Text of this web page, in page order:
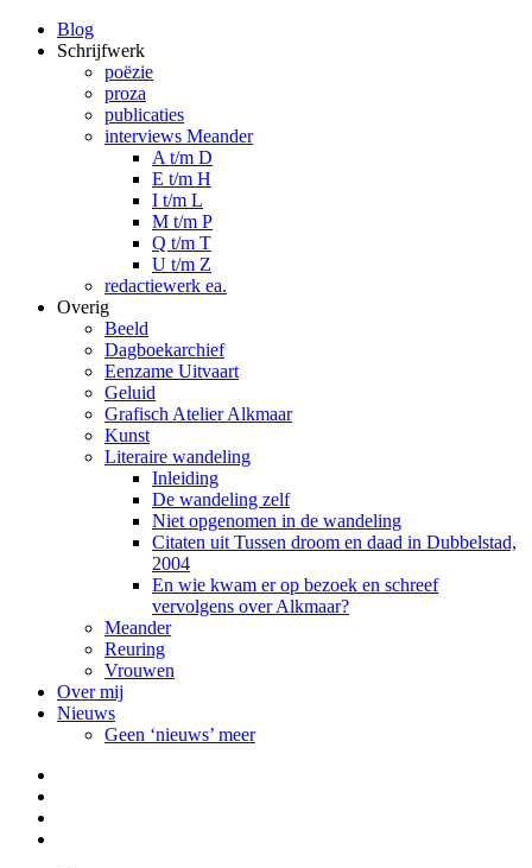
Blog
Schrijfwerk
poëzie
proza
publicaties
interviews Meander
A t/m D
E t/m H
I t/m L
M t/m P
Q t/m T
U t/m Z
redactiewerk ea.
Overig
Beeld
Dagboekarchief
Eenzame Uitvaart
Geluid
Grafisch Atelier Alkmaar
Kunst
Literaire wandeling
Inleiding
De wandeling zelf
Niet opgenomen in de wandeling
Citaten uit Tussen droom en daad in Dubbelstad,
2004
En wie kwam er op bezoek en schreef
vervolgens over Alkmaar?
Meander
Reuring
Vrouwen
Over mij
Nieuws
Geen ‘nieuws’ meer